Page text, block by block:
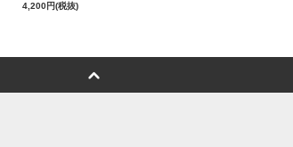
4,200円(税抜)